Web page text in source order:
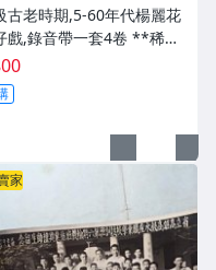
古老時期,5-60年代楊麗花
戲,錄音帶一套4卷 **稀少
家